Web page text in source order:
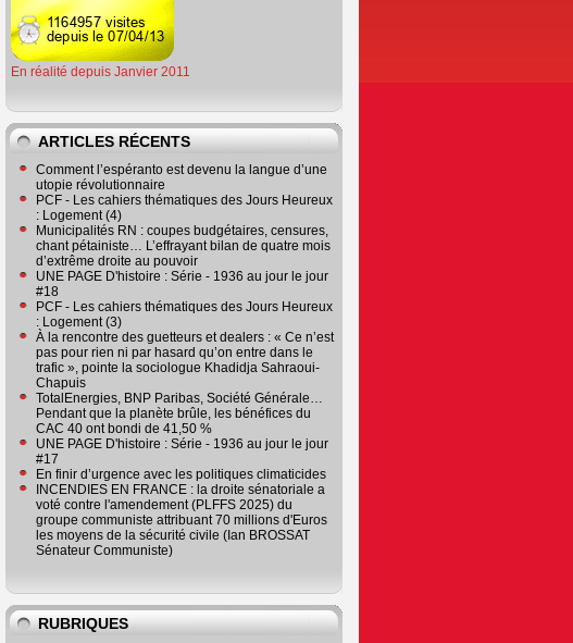
En réalité depuis Janvier 2011
ARTICLES RÉCENTS
Comment l’espéranto est devenu la langue d’une
utopie révolutionnaire
PCF - Les cahiers thématiques des Jours Heureux
: Logement (4)
Municipalités RN : coupes budgétaires, censures,
chant pétainiste… L’effrayant bilan de quatre mois
d’extrême droite au pouvoir
UNE PAGE D'histoire : Série - 1936 au jour le jour
#18
PCF - Les cahiers thématiques des Jours Heureux
: Logement (3)
À la rencontre des guetteurs et dealers : « Ce n’est
pas pour rien ni par hasard qu’on entre dans le
trafic », pointe la sociologue Khadidja Sahraoui-
Chapuis
TotalEnergies, BNP Paribas, Société Générale…
Pendant que la planète brûle, les bénéfices du
CAC 40 ont bondi de 41,50 %
UNE PAGE D'histoire : Série - 1936 au jour le jour
#17
En finir d’urgence avec les politiques climaticides
INCENDIES EN FRANCE : la droite sénatoriale a
voté contre l'amendement (PLFFS 2025) du
groupe communiste attribuant 70 millions d'Euros
les moyens de la sécurité civile (Ian BROSSAT
Sénateur Communiste)
RUBRIQUES